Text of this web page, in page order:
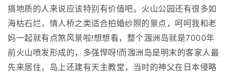
搞地质的人来说应该特别有价值吧。火山公园还有很多如
海枯石烂，情人桥之类适合拍婚纱照的景点，呵呵我和老
妈一起就有点煞风景啦!想想看，整个涠洲岛就是7000年
前火山喷发形成的，多强悍呀!而涠洲岛是明末的客家人最
先来居住，岛上还建有天主教堂，当时的神父在日本侵略